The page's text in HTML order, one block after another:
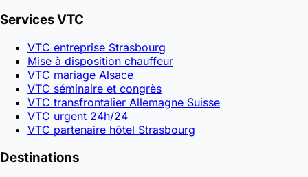
Services VTC
VTC entreprise Strasbourg
Mise à disposition chauffeur
VTC mariage Alsace
VTC séminaire et congrès
VTC transfrontalier Allemagne Suisse
VTC urgent 24h/24
VTC partenaire hôtel Strasbourg
Destinations